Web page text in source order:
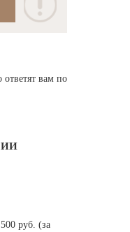
вам по
руб. (за